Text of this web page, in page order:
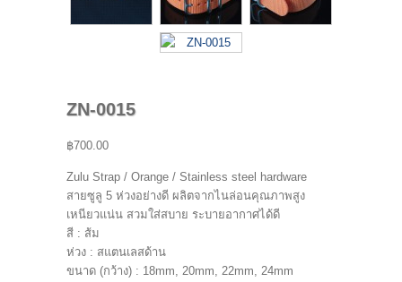
ZN-0015
฿700.00
Zulu Strap / Orange / Stainless steel hardware
สายซูลู 5 ห่วงอย่างดี ผลิตจากไนล่อนคุณภาพสูง
เหนียวแน่น สวมใส่สบาย ระบายอากาศได้ดี
สี : ส้ม
ห่วง : สแตนเลสด้าน
ขนาด (กว้าง) : 18mm, 20mm, 22mm, 24mm